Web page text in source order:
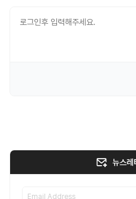
뉴스레